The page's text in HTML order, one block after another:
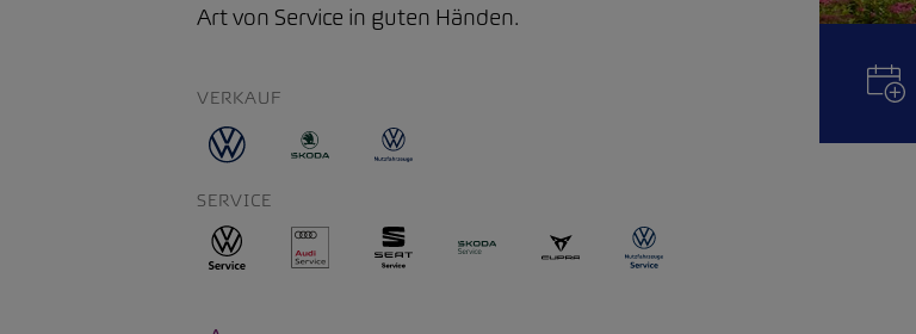
Art von Service in guten Händen.
VERKAUF
SERVICE